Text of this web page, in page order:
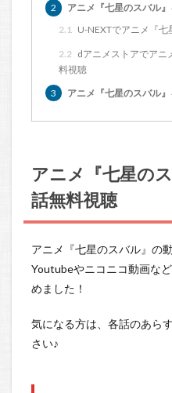
2
アニメ『七星のスバル
2.1
U-NEXTでアニメ『
2.2 dアニメストアでアニ
料視聴
3
アニメ『七星のスバル
アニメ『七星の
話無料視聴
アニメ『七星のスバル』の
Youtubeやニコニコ動画な
めました！
気になる方は、各話のあら
さい♪